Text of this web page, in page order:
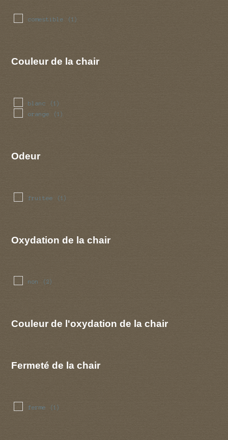
comestible (1)
Couleur de la chair
blanc (1)
orange (1)
Odeur
fruitee (1)
Oxydation de la chair
non (2)
Couleur de l'oxydation de la chair
Fermeté de la chair
ferme (1)